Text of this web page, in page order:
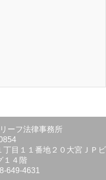
ーフ法律事務所
目１１番地２０大宮ＪＰビ
１４階
649-4631